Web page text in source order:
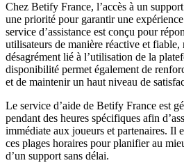
Chez Betify France, l’accès à un
une priorité pour garantir une
service d’assistance est conçu pour
utilisateurs de manière réactive et
désagrément lié à l’utilisation de la
disponibilité permet également de
et de maintenir un haut niveau de
Le service d’aide de Betify France est
pendant des heures spécifiques afin
immédiate aux joueurs et partenaires. Il
ces plages horaires pour planifier au
d’un support sans délai.